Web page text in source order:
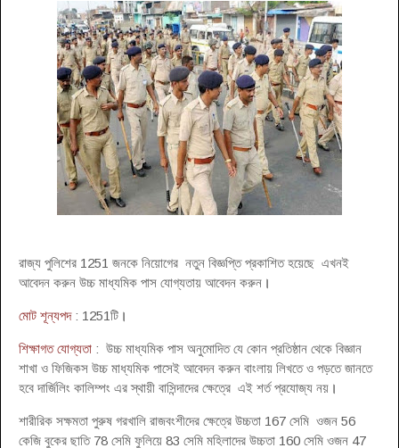
রাজ্য পুলিশের 1251 জনকে নিয়োগের নতুন বিজ্ঞপ্তি প্রকাশিত হয়েছে এখনই
আবেদন করুন উচ্চ মাধ্যমিক পাস যোগ্যতায় আবেদন করুন ।
মোট শূন্যপদ: 1251টি ।
শিক্ষাগত যোগ্যতা : উচ্চ মাধ্যমিক পাস অনুমোদিত যে কোন প্রতিষ্ঠান থেকে বিজ্ঞান
শাখা ও ফিজিকস উচ্চ মাধ্যমিক পাসেই আবেদন করুন বাংলায় লিখতে ও পড়তে জানতে
হবে দার্জিলিং কালিম্পং এর স্থায়ী বাসিন্দাদের ক্ষেত্রে এই শর্ত প্রযোজ্য নয় ।
শারীরিক সক্ষমতা পুরুষ গরখালি রাজবংশীদের ক্ষেত্রে উচ্চতা 167 সেমি ওজন 56
কেজি বুকের ছাতি 78 সেমি ফুলিয়ে 83 সেমি মহিলাদের উচ্চতা 160 সেমি ওজন 47